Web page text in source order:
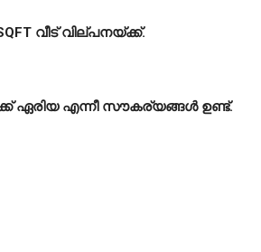
വീട് വില്പനയ്ക്ക്.
ഏരിയ എന്നീ സൗകര്യങ്ങൾ ഉണ്ട്.